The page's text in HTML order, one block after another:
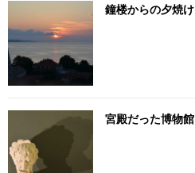
鐘楼からの夕焼け
宮殿だった博物館